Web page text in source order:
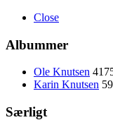
Close
Albummer
Ole Knutsen
Karin Knutsen
Særligt